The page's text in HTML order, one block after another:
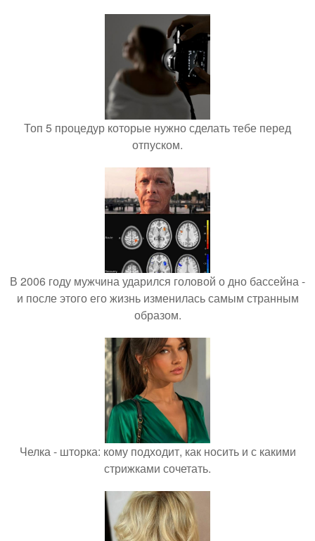
Топ 5 процедур которые нужно сделать тебе перед
отпуском.
В 2006 году мужчина ударился головой о дно бассейна -
и после этого его жизнь изменилась самым странным
образом.
Челка - шторка: кому подходит, как носить и с какими
стрижками сочетать.